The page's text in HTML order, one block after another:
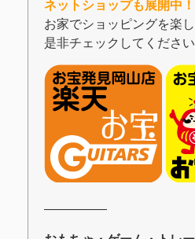
ネットショップも展開中！
お家でショッピングを楽
是非チェックしてくださ
―――――